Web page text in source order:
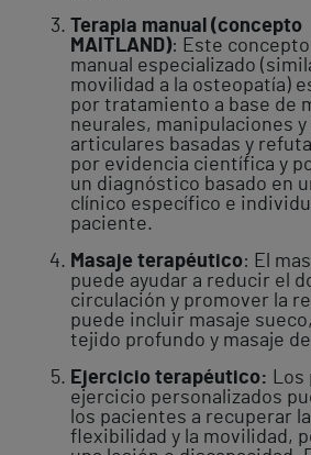
Terapia manual (concepto
MAITLAND): Este
manual especializado
movilidad a la osteopatía)
por tratamiento a base de
neurales, manipulaciones
articulares basadas y
por evidencia científica y
un diagnóstico basado en
clínico específico e
paciente.
Masaje terapéutico: El
puede ayudar a reducir el
circulación y promover la
puede incluir masaje
tejido profundo y masaje
Ejercicio terapéutico: Los
ejercicio personalizados
los pacientes a recuperar
flexibilidad y la movilidad,